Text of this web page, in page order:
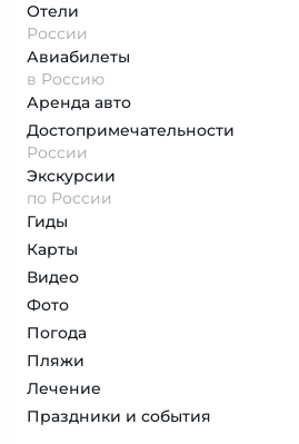
Отели
России
Авиабилеты
в Россию
Аренда авто
Достопримеча­тельности
России
Экскурсии
по России
Гиды
Карты
Видео
Фото
Погода
Пляжи
Лечение
Праздники и события